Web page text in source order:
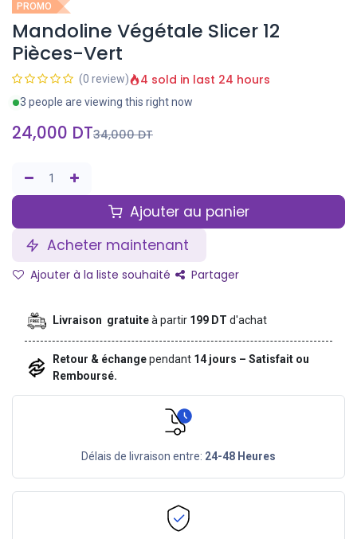
PROMO
Mandoline Végétale Slicer 12
Pièces-Vert
(0 review) 4 sold in last 24 hours
3 people are viewing this right now
24,000 DT34,000DT
Ajouter au panier
Acheter maintenant
Ajouter à la liste souhaité Partager
Livraison gratuiteà partir 199 DTd'achat
Retour & échangependant 14 jours – Satisfait ou
Remboursé.
Délais de livraison entre: 24-48 Heures